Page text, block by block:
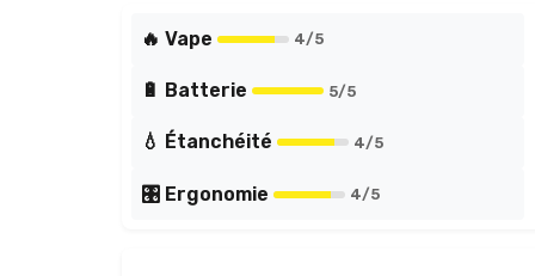
🔥 Vape 4/5
🔋 Batterie 5/5
💧 Étanchéité 4/5
🎛️ Ergonomie 4/5